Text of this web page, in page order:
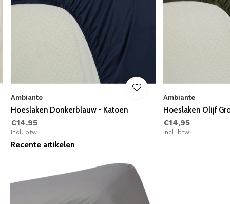
Ambiante
Hoeslaken Donkerblauw - Katoen
€14,95
Incl. btw
Ambiante
Hoeslaken Olijf
€14,95
Incl. btw
Recente artikelen